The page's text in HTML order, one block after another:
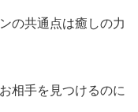
の共通点は癒しの力
相手を見つけるのに